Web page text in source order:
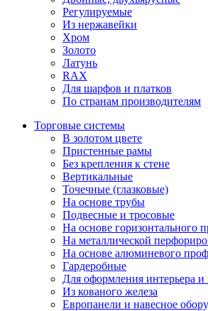
Регулируемые
Из нержавейки
Хром
Золото
Латунь
RAX
Для шарфов и платков
По странам производителям
Торговые системы
В золотом цвете
Пристенные рамы
Без крепления к стене
Вертикальные
Точечные (глазковые)
На основе трубы
Подвесные и тросовые
На основе горизонтального
На металлической
На основе алюминевого
Гардеробные
Для оформления интерьера и
Из кованого железа
Европанели и навесное